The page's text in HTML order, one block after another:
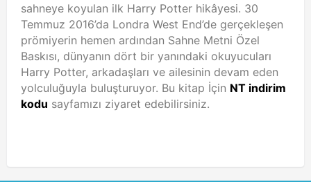
sahneye koyulan ilk Harry Potter hikâyesi. 30
Temmuz 2016’da Londra West End’de gerçekleşen
prömiyerin hemen ardından Sahne Metni Özel
Baskısı, dünyanın dört bir yanındaki okuyucuları
Harry Potter, arkadaşları ve ailesinin devam eden
yolculuğuyla buluşturuyor. Bu kitap İçin NT indirim
kodu sayfamızı ziyaret edebilirsiniz.